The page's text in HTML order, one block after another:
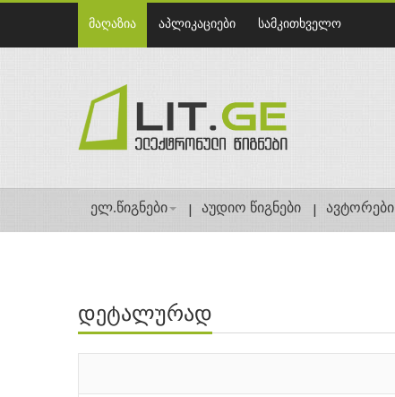
მაღაზია აპლიკაციები სამკითხველო
ელ.წიგნები აუდიო წიგნები ავტორები
დეტალურად